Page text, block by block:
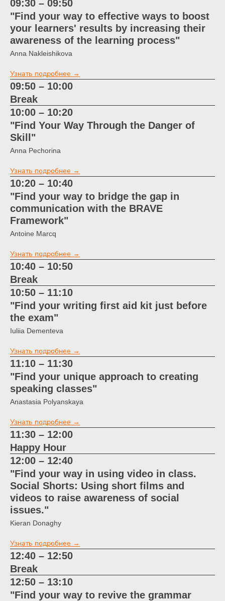
09:30 – 09:50
"Find your way to effective ways to boost
your learners' results by increasing their
awareness of the learning process"
Anna Nakleishikova
Узнать подробнее →
09:50 – 10:00
Break
10:00 – 10:20
"Find Your Way Through the Danger of
Skill"
Anna Pechorina
Узнать подробнее →
10:20 – 10:40
"Find your way to bridge the gap in
communication with the BRAVE
Framework"
Antoine Marcq
Узнать подробнее →
10:40 – 10:50
Break
10:50 – 11:10
"Find your writing first aid kit just before
the exam"
Iuliia Dementeva
Узнать подробнее →
11:10 – 11:30
"Find your unique approach to creating
speaking classes"
Anastasia Polyanskaya
Узнать подробнее →
11:30 – 12:00
Happy Hour
12:00 – 12:40
"Find your way in using video in class.
Social Shorts: Using short films and
videos to raise awareness of social
issues."
Kieran Donaghy
Узнать подробнее →
12:40 – 12:50
Break
12:50 – 13:10
"Find your way to revive the grammar